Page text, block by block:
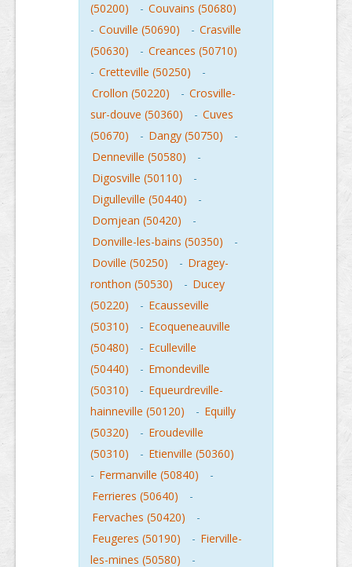
(50200)
- Couvains (50680)
- Couville (50690) - Crasville
(50630)
- Creances (50710)
- Cretteville (50250)
-
Crollon (50220)
- Crosville-
sur-douve (50360)
- Cuves
(50670)
- Dangy (50750)
-
Denneville (50580)
-
Digosville (50110)
-
Digulleville (50440)
-
Domjean (50420)
-
Donville-les-bains (50350)
-
Doville (50250)
- Dragey-
ronthon (50530)
- Ducey
(50220)
- Ecausseville
(50310)
- Ecoqueneauville
(50480)
- Eculleville
(50440)
- Emondeville
(50310)
- Equeurdreville-
hainneville (50120)
- Equilly
(50320)
- Eroudeville
(50310)
- Etienville (50360)
- Fermanville (50840)
-
Ferrieres (50640)
-
Fervaches (50420)
-
Feugeres (50190)
- Fierville-
les-mines (50580)
-